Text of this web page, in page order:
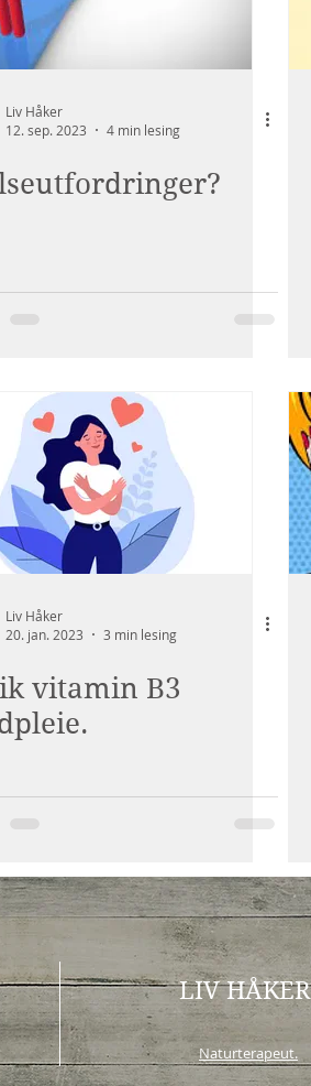
Liv Håker
12. sep. 2023
4 min lesing
Liv Håker
20. jan. 2023
3 min lesing
vitamin B3
LIV HÅKER
Naturterapeut.